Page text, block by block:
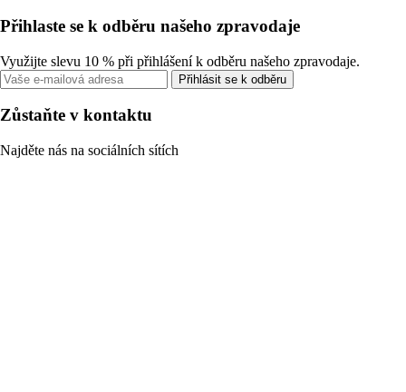
Přihlaste se k odběru našeho zpravodaje
Využijte slevu 10 % při přihlášení k odběru našeho zpravodaje.
Přihlásit se k odběru
Zůstaňte v kontaktu
Najděte nás na sociálních sítích